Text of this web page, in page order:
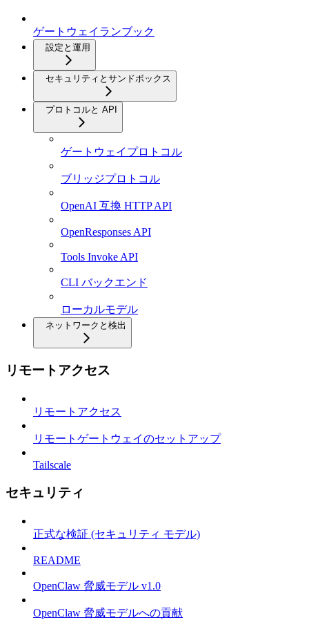
ゲートウェイランブック
設定と運用
セキュリティとサンドボックス
プロトコルと API
ゲートウェイプロトコル
ブリッジプロトコル
OpenAI 互換 HTTP API
OpenResponses API
Tools Invoke API
CLI バックエンド
ローカルモデル
ネットワークと検出
リモートアクセス
リモートアクセス
リモートゲートウェイのセットアップ
Tailscale
セキュリティ
正式な検証 (セキュリティ モデル)
README
OpenClaw 脅威モデル v1.0
OpenClaw 脅威モデルへの貢献